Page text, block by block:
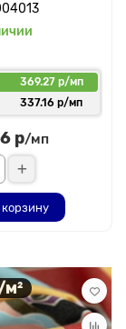
369.27 р/мп
337.16 р/мп
р/мп
м²